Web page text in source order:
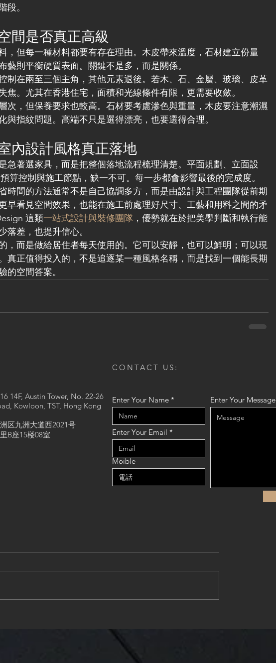
段。
間是否真正高級
，但每一種材料都要有存在理由。木皮帶來溫度，石材建立份量
藝則平衡硬質表面。關鍵不是多，而是關係。
制在兩至三個主角，其他元素退後。若木、石、金屬、玻璃、皮革
焦。尤其在香港住宅，面積和光線條件有限，更需要收斂。
次，但保養要求也較高。石材要考慮滲色與重量，木皮要注意潮濕
與指紋問題。高端不只是選得漂亮，也要選得合理。
內設計風格真正落地
急著選家具，而是把整個落地流程梳理清楚。平面規劃、立面設
算控制與施工節點，缺一不可。每一步都會影響最後的完成度。
時間的方法通常不是自己協調多方，而是由設計與工程團隊從前期
早看見空間效果，也能在施工前處理好尺寸、工藝和用料之間的矛
這類一站式設計與裝修團隊 ，優勢就在於把美學判斷和執行能
落差，也提升信心。
，而是做給居住者每天使用的。它可以安靜，也可以鮮明；可以現
真正值得投入的，不是追逐某一種風格名稱，而是找到一個能長期
的空間答案。
CONTACT US:
Enter Your Name
Enter Your Email
Moible
Enter Your Message
14F, Austin Tower, No. 22-26
Kowloon, TST, Hong Kong
区九洲大道西2021号
B座15楼08室